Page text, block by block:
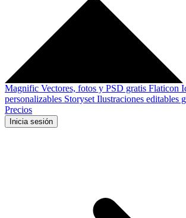
Magnific Vectores, fotos y PSD gratis Flaticon
personalizables Storyset Ilustraciones editables
Precios
Inicia sesión